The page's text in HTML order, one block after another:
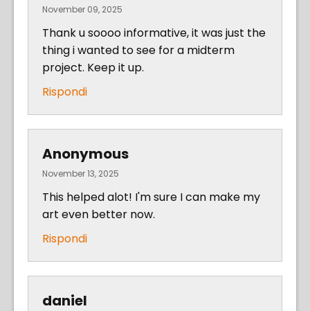
November 09, 2025
Thank u soooo informative, it was just the
thing i wanted to see for a midterm
project. Keep it up.
Rispondi
Anonymous
November 13, 2025
This helped alot! I'm sure I can make my
art even better now.
Rispondi
daniel